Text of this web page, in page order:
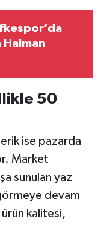
50
ise pazarda
Market
sunulan yaz
devam
ürün kalitesi,